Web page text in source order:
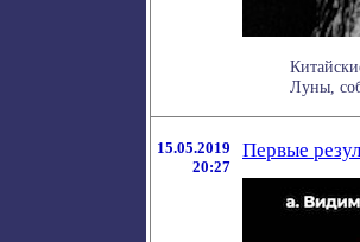
Луны,
15.05.2019
20:27
Первые